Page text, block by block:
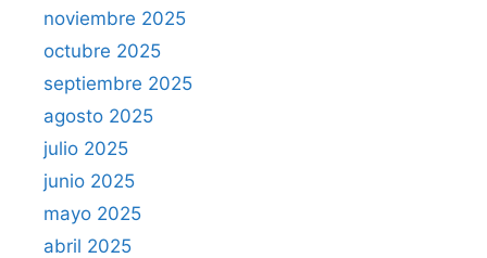
noviembre 2025
octubre 2025
septiembre 2025
agosto 2025
julio 2025
junio 2025
mayo 2025
abril 2025